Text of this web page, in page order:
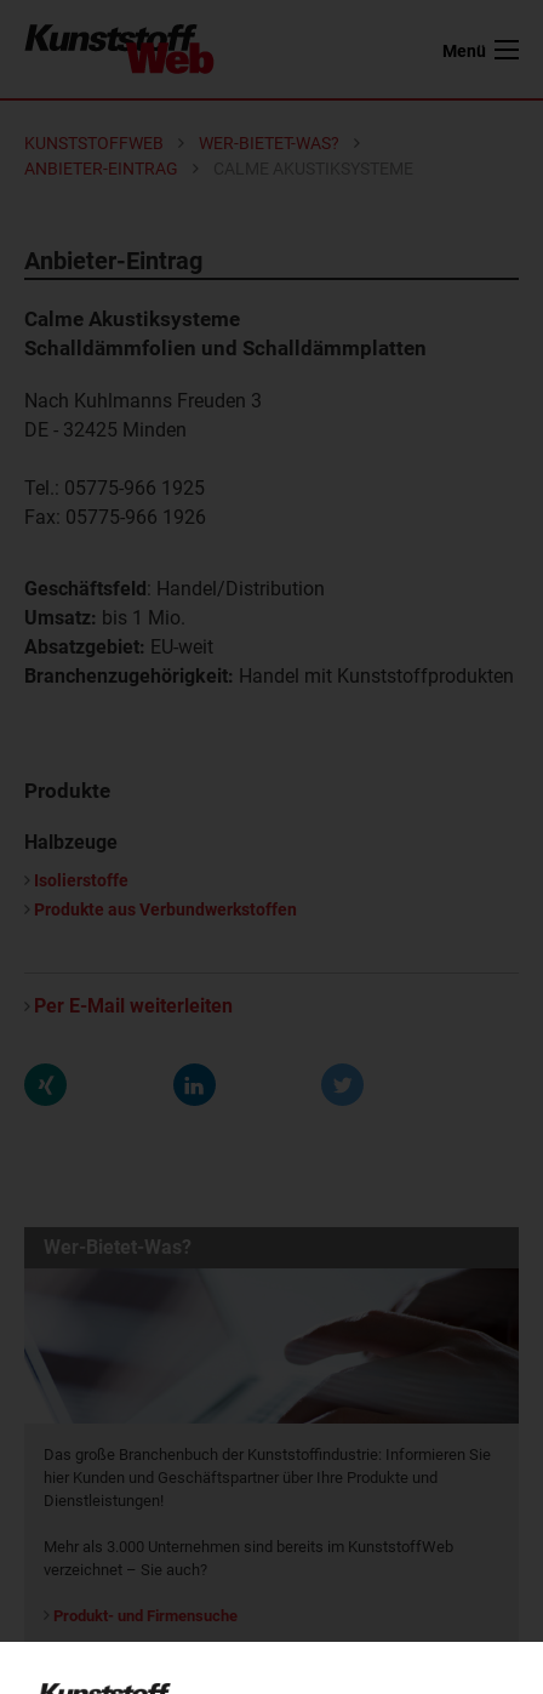
Menü
KUNSTSTOFFWEB
WER-BIETET-WAS?
ANBIETER-EINTRAG
Anbieter-Eintrag
Calme Akustiksysteme
Schalldämmfolien und Schalldämmplatten
Nach Kuhlmanns Freuden 3
DE - 32425 Minden
Tel.: 05775-966 1925
Fax: 05775-966 1926
Geschäftsfeld: Handel/Distribution
Umsatz: bis 1 Mio.
Absatzgebiet: EU-weit
Branchenzugehörigkeit: Handel mit Kunststoffprodukten
Produkte
Halbzeuge
Isolierstoffe
Produkte aus Verbundwerkstoffen
Per E-Mail weiterleiten
Wer-Bietet-Was?
Das große Branchenbuch der Kunststoffindustrie: Informieren Sie
hier Kunden und Geschäftspartner über Ihre Produkte und
Dienstleistungen!
Mehr als 3.000 Unternehmen sind bereits im KunststoffWeb
verzeichnet – Sie auch?
Produkt- und Firmensuche